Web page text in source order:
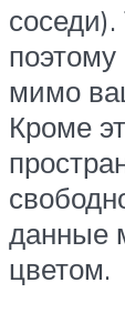
мимо
Кроме
данные
цветом.